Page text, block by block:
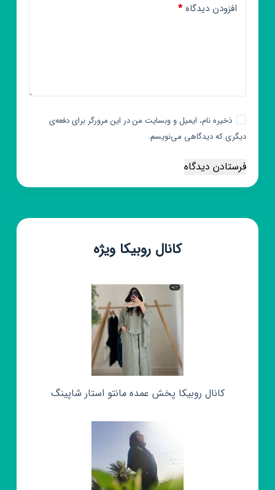
افزودن دیدگاه*
ذخیره نام، ایمیل و وبسایت من در این مرورگر برای دفعه‌ی
دیگری که دیدگاهی می‌نویسم.
فرستادن دیدگاه
کانال روبیکا ویژه
کانال روبیکا پخش عمده مانتو استار شاپینگ